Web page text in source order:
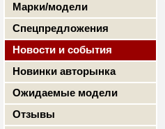
Марки/модели
Спецпредложения
Новости и события
Новинки авторынка
Ожидаемые модели
Отзывы